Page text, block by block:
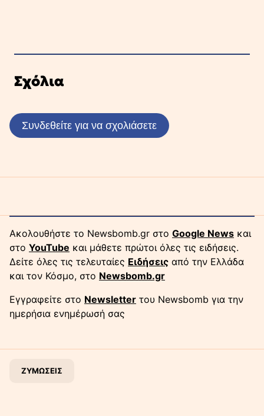
Σχόλια
Συνδεθείτε για να σχολιάσετε
Ακολουθήστε το Newsbomb.gr στο Google News και
στο YouTube και μάθετε πρώτοι όλες τις ειδήσεις.
Δείτε όλες τις τελευταίες Ειδήσεις από την Ελλάδα
και τον Κόσμο, στο Newsbomb.gr
Εγγραφείτε στο Newsletter του Newsbomb για την
ημερήσια ενημέρωσή σας
ΖΥΜΩΣΕΙΣ